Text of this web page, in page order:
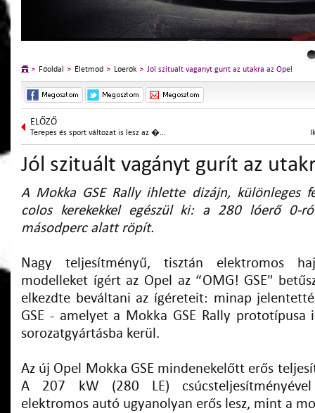
Főoldal Életmód Lóerők Jól szituált vagányt gurít az utakra az Opel
ELŐZŐ
Terepes és sport változat is lesz az �...
Jól szituált vagányt gurít az
A Mokka GSE Rally ihlette dizájn, különleges
colos kerekekkel egészül ki: a 280 lóerő 0-
másodperc alatt röpít.
Nagy teljesítményű, tisztán elektromos
modelleket ígért az Opel az “OMG! GSE"
elkezdte beváltani az ígéreteit: minap
GSE - amelyet a Mokka GSE Rally
sorozatgyártásba kerül.
Az új Opel Mokka GSE mindenekelőtt erős
A 207 kW (280 LE)
elektromos autó ugyanolyan erős lesz, mint a